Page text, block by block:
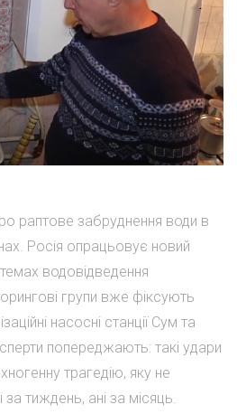
раптове забруднення води в
Росія опрацьовує новий
водовідведення
групи вже фіксують
насосні станції Сум та
попереджають: такі удари
трагедію, яку не
за тиждень, ані за місяць.